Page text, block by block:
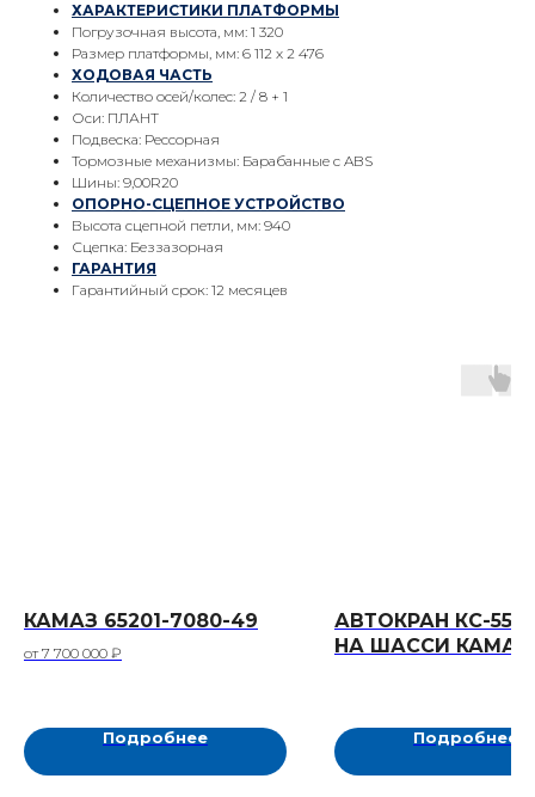
ХАРАКТЕРИСТИКИ ПЛАТФОРМЫ
Погрузочная высота, мм: 1 320
Размер платформы, мм: 6 112 х 2 476
ХОДОВАЯ ЧАСТЬ
Количество осей/колес: 2 / 8 + 1
Оси: ПЛАНТ
Подвеска: Рессорная
Тормозные механизмы: Барабанные с ABS
Шины: 9,00R20
ОПОРНО-СЦЕПНОЕ УСТРОЙСТВО
Высота сцепной петли, мм: 940
Сцепка: Беззазорная
ГАРАНТИЯ
Гарантийный срок: 12 месяцев
КАМАЗ 65201-7080-49
от 7 700 000 ₽
Подробнее
АВТОКРАН КС-
НА ШАССИ КАМАЗ-
Подробнее